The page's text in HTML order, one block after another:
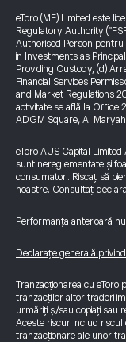
eToro (ME) Limited este
Regulatory Authority
Authorised Person pentru
in Investments as
Providing Custody, (d)
Financial Services
and Market Regulations
activitate se află la Office
ADGM Square, Al
eToro AUS Capital
sunt nereglementate și
consumatori. Riscați să
noastre. Consultați
Performanța anterioară
Declarație generală
Tranzacționarea cu eToro
tranzacțiilor altor traderi
urmăriți și/sau copiați sau
Aceste riscuri includ riscul
tranzacționare ale unor